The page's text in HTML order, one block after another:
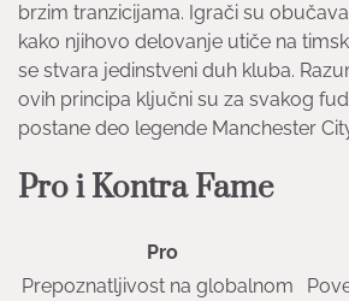
brzim tranzicijama. Igrači su
kako njihovo delovanje utiče na
se stvara jedinstveni duh kluba.
ovih principa ključni su za svakog
postane deo legende Manchester
Pro i Kontra Fame
Pro
Prepoznatljivost na globalnom